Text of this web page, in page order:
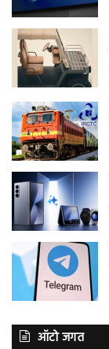
ऑटो जगत